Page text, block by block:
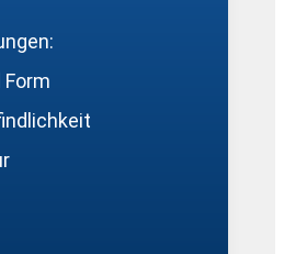
Form